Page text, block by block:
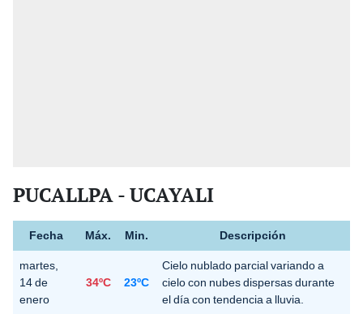
PUCALLPA - UCAYALI
Fecha Máx. Min. Descripción
martes,
14 de
enero
34ºC 23ºC
Cielo nublado parcial variando a
cielo con nubes dispersas durante
el día con tendencia a lluvia.